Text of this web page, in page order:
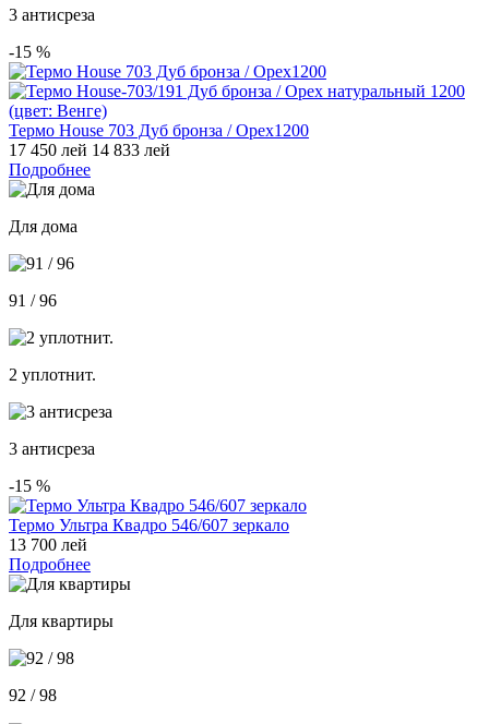
3 антисреза
-15 %
Термо House 703 Дуб бронза / Орех1200
17 450 лей 14 833 лей
Подробнее
Для дома
91 / 96
2 уплотнит.
3 антисреза
-15 %
Термо Ультра Квадро 546/607 зеркало
13 700 лей
Подробнее
Для квартиры
92 / 98